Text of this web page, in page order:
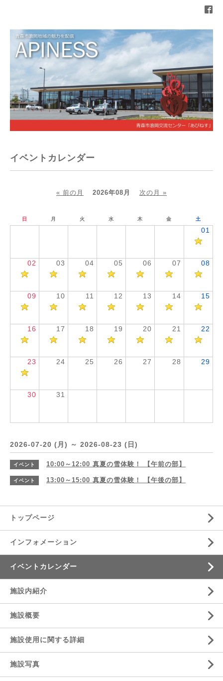
イベントカレンダー
« 前の月 2026年08月 次の月 »
日 月 火 水 木 金 土
01
02 03 04 05 06 07 08
09 10 11 12 13 14 15
16 17 18 19 20 21 22
23 24 25 26 27 28 29
30 31
2026-07-20 (月) ～ 2026-08-23 (日)
イベント 10:00～12:00 真夏の雪体験！ 【午前の部】
イベント 13:00～15:00 真夏の雪体験！ 【午後の部】
トップページ
インフォメーション
イベントカレンダー
施設内紹介
施設概要
施設使用に関する詳細
施設写真